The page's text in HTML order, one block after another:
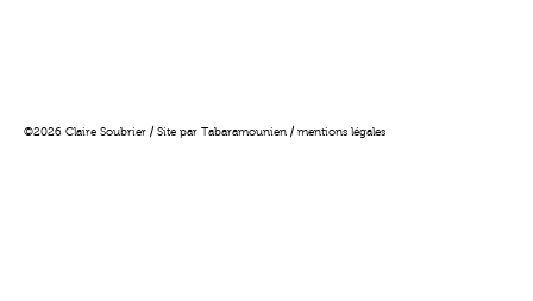
©2026 Claire Soubrier / Site par Tabaramounien/mentions légales